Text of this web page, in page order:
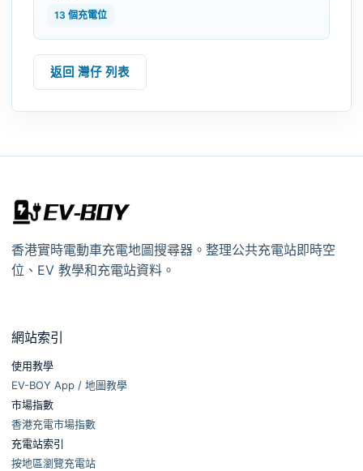
13 個充電位
返回 灣仔 列表
香港實時電動車充電地圖搜尋器。整理公共充電站即時空
位、EV 教學和充電站資料。
網站索引
使用教學
EV-BOY App / 地圖教學
市場指數
香港充電市場指數
充電站索引
按地區瀏覽充電站